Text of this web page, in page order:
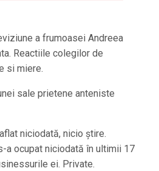
a frumoasei Andreea
Reactiile colegilor de
si miere.
sale prietene anteniste
niciodată, nicio știre.
a ocupat niciodată în ultimii 17
ei. Private.